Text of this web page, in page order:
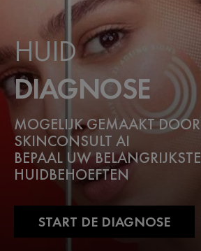
HUID
DIAGNOSE
MOGELIJK GEMAAKT DOOR
SKINCONSULT AI
BEPAAL UW BELANGRIJKSTE
HUIDBEHOEFTEN
START DE DIAGNOSE